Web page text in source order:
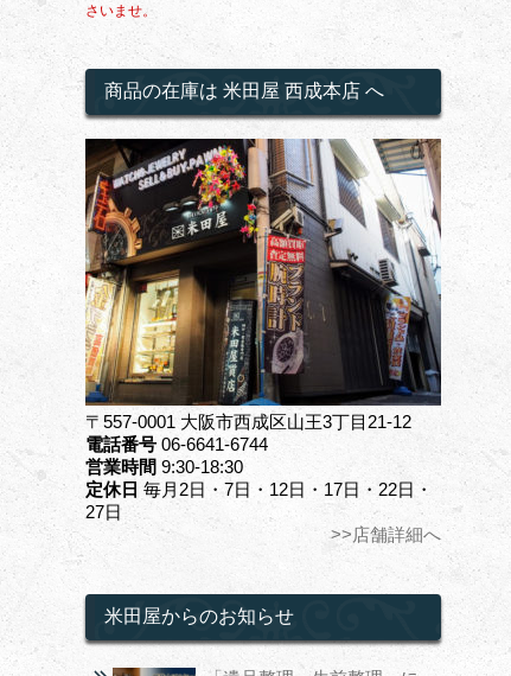
さいませ。
商品の在庫は 米田屋 西成本店 へ
〒557-0001 大阪市西成区山王3丁目21-12
電話番号 06-6641-6744
営業時間 9:30-18:30
定休日 毎月2日・7日・12日・17日・22日・
27日
>>店舗詳細へ
米田屋からのお知らせ